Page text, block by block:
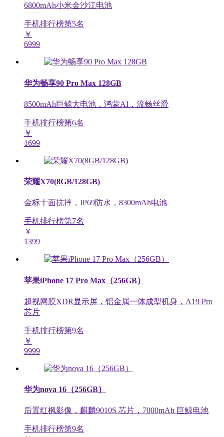
6800mAh小米金沙江电池
手机排行榜第5名
￥
6999
华为畅享90 Pro Max 128GB
8500mAh巨鲸大电池，鸿蒙AI，流畅丝滑
手机排行榜第6名
￥
1699
荣耀X70(8GB/128GB)
金标十面抗摔，IP69防水，8300mAh电池
手机排行榜第7名
￥
1399
苹果iPhone 17 Pro Max（256GB）
超视网膜XDR显示屏，铝金属一体成型机身，A19 Pro
芯片
手机排行榜第9名
￥
9999
华为nova 16（256GB）
后置红枫影像，麒麟9010S 芯片，7000mAh 巨鲸电池
手机排行榜第9名